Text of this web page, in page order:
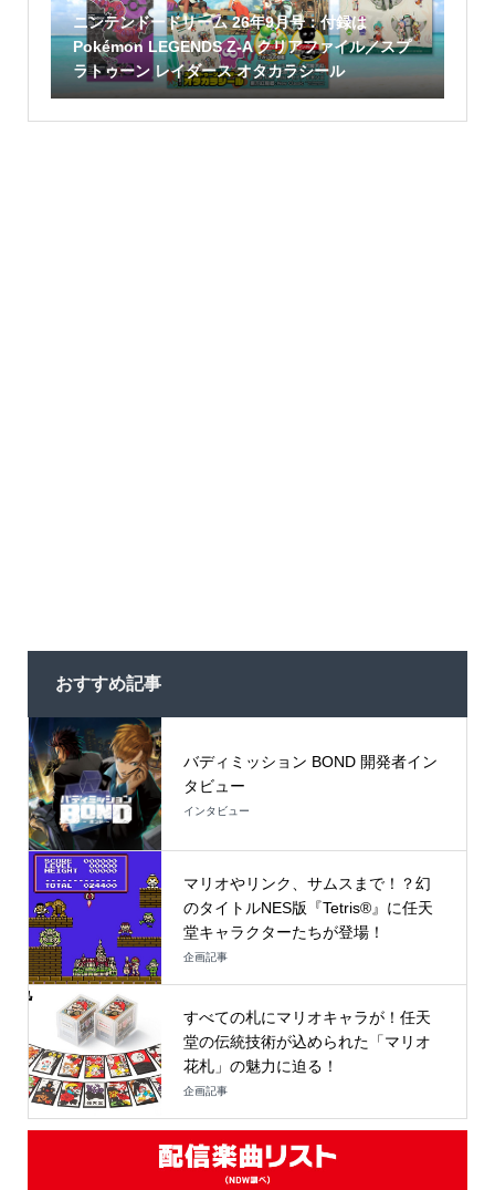
ニンテンドードリーム 26年9月号：付録は
Pokémon LEGENDS Z-A クリアファイル／スプ
ラトゥーン レイダース オタカラシール
おすすめ記事
バディミッション BOND 開発者イン
タビュー
インタビュー
マリオやリンク、サムスまで！？幻
のタイトルNES版『Tetris®』に任天
堂キャラクターたちが登場！
企画記事
すべての札にマリオキャラが！任天
堂の伝統技術が込められた「マリオ
花札」の魅力に迫る！
企画記事